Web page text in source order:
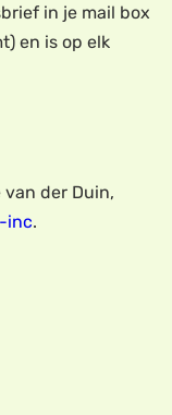
in je mail box
en is op elk
van der Duin,
inc.